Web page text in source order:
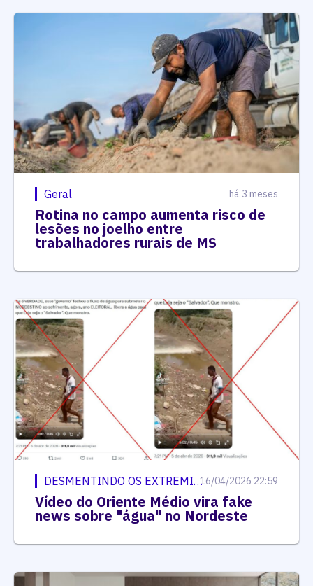
Geral há 3 meses
Rotina no campo aumenta risco de
lesões no joelho entre
trabalhadores rurais de MS
DESMENTINDO OS EXTREMISTAS16/04/2026 22:59
Vídeo do Oriente Médio vira fake
news sobre "água" no Nordeste